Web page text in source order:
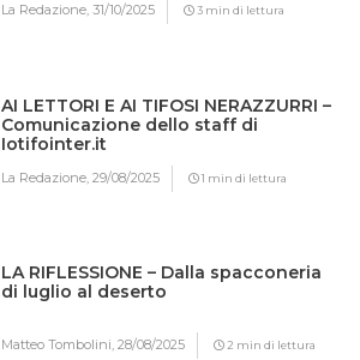
La Redazione,31/10/2025 3 min di lettura
AI LETTORI E AI TIFOSI NERAZZURRI –
Comunicazione dello staff di
Iotifointer.it
La Redazione,29/08/2025 1 min di lettura
LA RIFLESSIONE – Dalla spacconeria
di luglio al deserto
Matteo Tombolini,28/08/2025 2 min di lettura